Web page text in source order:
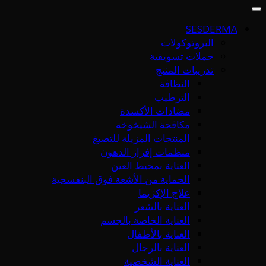
SESDERMA
البروتوكولات
حملات تسويقية
تدريبات المنتج
النظافة
الترطيب
مضادات الأكسدة
مكافحة الشيخوخة
المنتجات المزيلة للتصبغ
منظمات إفراز الدهون
العناية بمحيط العين
الحماية من الأشعة فوق البنفسجية
علاج الإكزيما
العناية بالشعر
العناية الخاصة بالجسم
العناية بالأطفال
العناية بالرجال
العناية الشخصية